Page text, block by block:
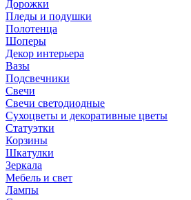
Дорожки
Пледы и подушки
Полотенца
Шоперы
Декор интерьера
Вазы
Подсвечники
Свечи
Свечи светодиодные
Сухоцветы и декоративные цветы
Статуэтки
Корзины
Шкатулки
Зеркала
Мебель и свет
Лампы